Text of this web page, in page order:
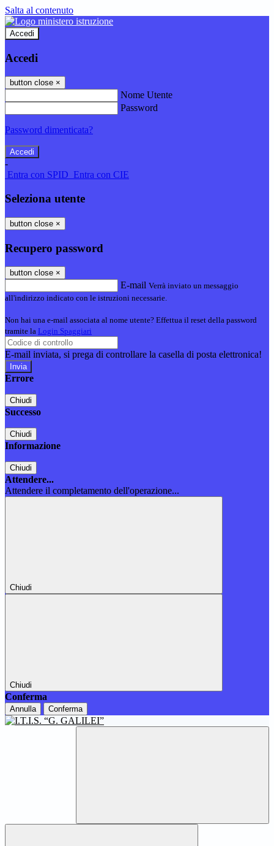
Salta al contenuto
Accedi
Accedi
button close ×
Nome Utente
Password
Password dimenticata?
-
Entra con SPID Entra con CIE
Seleziona utente
button close ×
Recupero password
button close ×
E-mail Verrà inviato un messaggio
all'indirizzo indicato con le istruzioni necessarie.
Non hai una e-mail associata al nome utente? Effettua il reset della password
tramite la Login Spaggiari
E-mail inviata, si prega di controllare la casella di posta elettronica!
Errore
Chiudi
Successo
Chiudi
Informazione
Chiudi
Attendere...
Attendere il completamento dell'operazione...
Chiudi
Chiudi
Conferma
Annulla Conferma